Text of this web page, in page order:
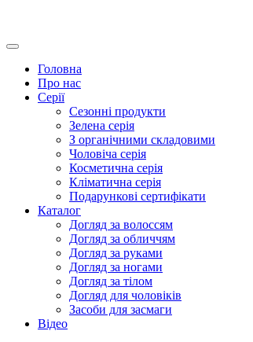
Головна
Про нас
Серії
Сезонні продукти
Зелена серія
З органічними складовими
Чоловіча серія
Косметична серія
Кліматична серія
Подарункові сертифікати
Каталог
Догляд за волоссям
Догляд за обличчям
Догляд за руками
Догляд за ногами
Догляд за тілом
Догляд для чоловіків
Засоби для засмаги
Відео